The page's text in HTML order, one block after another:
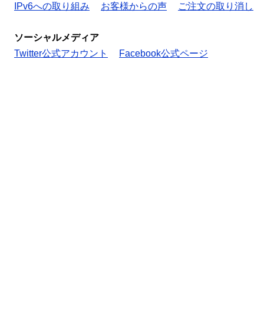
IPv6への取り組み
お客様からの声 ご注文の取り消し
ソーシャルメディア
Twitter公式アカウント
Facebook公式ページ